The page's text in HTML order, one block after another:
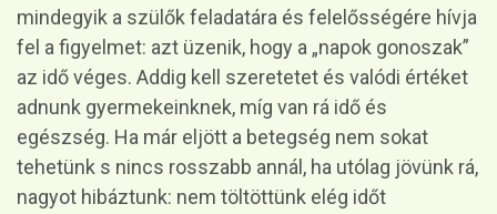
mindegyik a szülők feladatára és felelősségére hívja
fel a figyelmet: azt üzenik, hogy a „napok gonoszak”
az idő véges. Addig kell szeretetet és valódi értéket
adnunk gyermekeinknek, míg van rá idő és
egészség. Ha már eljött a betegség nem sokat
tehetünk s nincs rosszabb annál, ha utólag jövünk rá,
nagyot hibáztunk: nem töltöttünk elég időt